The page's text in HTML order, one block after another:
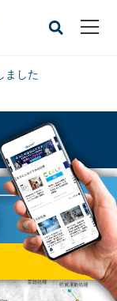
ました
的、順天堂大が確認